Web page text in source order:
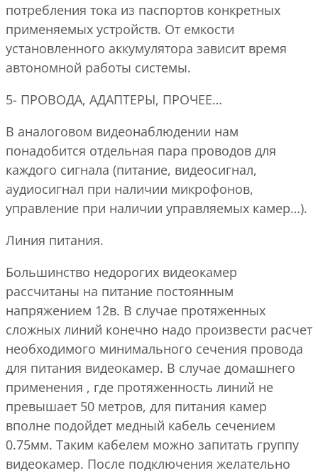
потребления тока из паспортов конкретных
применяемых устройств. От емкости
установленного аккумулятора зависит время
автономной работы системы.
5- ПРОВОДА, АДАПТЕРЫ, ПРОЧЕЕ…
В аналоговом видеонаблюдении нам
понадобится отдельная пара проводов для
каждого сигнала (питание, видеосигнал,
аудиосигнал при наличии микрофонов,
управление при наличии управляемых камер…).
Линия питания.
Большинство недорогих видеокамер
рассчитаны на питание постоянным
напряжением 12в. В случае протяженных
сложных линий конечно надо произвести расчет
необходимого минимального сечения провода
для питания видеокамер. В случае домашнего
применения , где протяженность линий не
превышает 50 метров, для питания камер
вполне подойдет медный кабель сечением
0.75мм. Таким кабелем можно запитать группу
видеокамер. После подключения желательно